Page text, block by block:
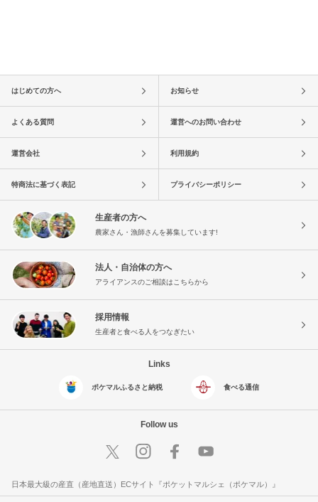
はじめての方へ お知らせ
よくある質問 運営へのお問い合わせ
運営会社 利用規約
特商法に基づく表記 プライバシーポリシー
生産者の方へ
農家さん・漁師さんを募集しています!
法人・自治体の方へ
アライアンスのご相談はこちらから
採用情報
生産者と食べる人をつなぎたい
Links
ポケマルふるさと納税 食べる通信
Follow us
日本最大級の産直（産地直送）ECサイト『ポケットマルシェ（ポケマル）』